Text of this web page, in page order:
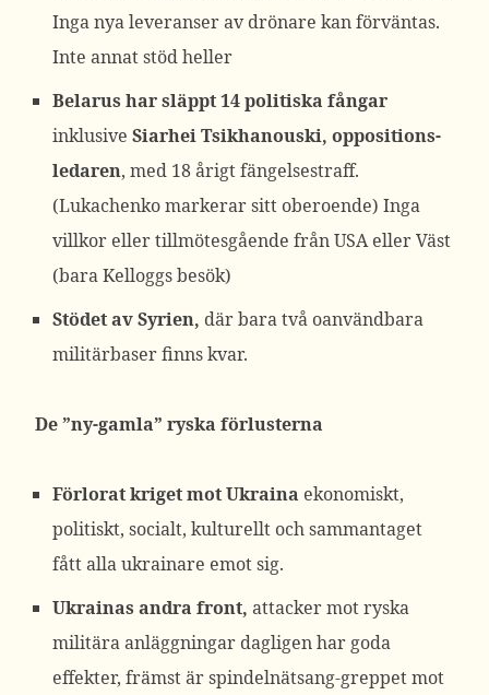
Inga nya leveranser av drönare kan förväntas.
Inte annat stöd heller
Belarus har släppt 14 politiska fångar
inklusive Siarhei Tsikhanouski, oppositions-
ledaren, med 18 årigt fängelsestraff.
(Lukachenko markerar sitt oberoende) Inga
villkor eller tillmötesgående från USA eller Väst
(bara Kelloggs besök)
Stödet av Syrien, där bara två oanvändbara
militärbaser finns kvar.
De ”ny-gamla” ryska förlusterna
Förlorat kriget mot Ukraina ekonomiskt,
politiskt, socialt, kulturellt och sammantaget
fått alla ukrainare emot sig.
Ukrainas andra front, attacker mot ryska
militära anläggningar dagligen har goda
effekter, främst är spindelnätsang-greppet mot